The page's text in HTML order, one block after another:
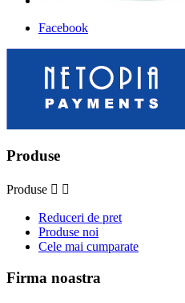
Facebook
Produse
Produse  
Reduceri de pret
Produse noi
Cele mai cumparate
Firma noastra